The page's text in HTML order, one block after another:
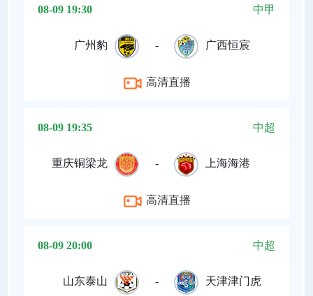
08-09 19:30 中甲
广州豹 - 广西恒宸
高清直播
08-09 19:35 中超
重庆铜梁龙 - 上海海港
高清直播
08-09 20:00 中超
山东泰山 - 天津津门虎